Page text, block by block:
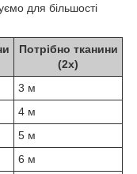
для більшості
Потрібно тканини
(2x)
3 м
4 м
5 м
6 м